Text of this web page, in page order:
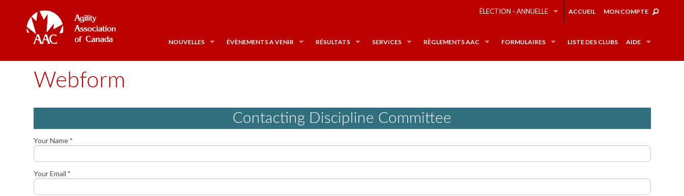
ÉLECTION - ANNUELLE ACCUEIL MON COMPTE
NOUVELLES ÉVÈNEMENTS A VENIR RÉSULTATS SERVICES RÈGLEMENTS AAC FORMULAIRES LISTE DES CLUBS AIDE
Webform
Contacting Discipline Committee
Your Name*
Your Email *